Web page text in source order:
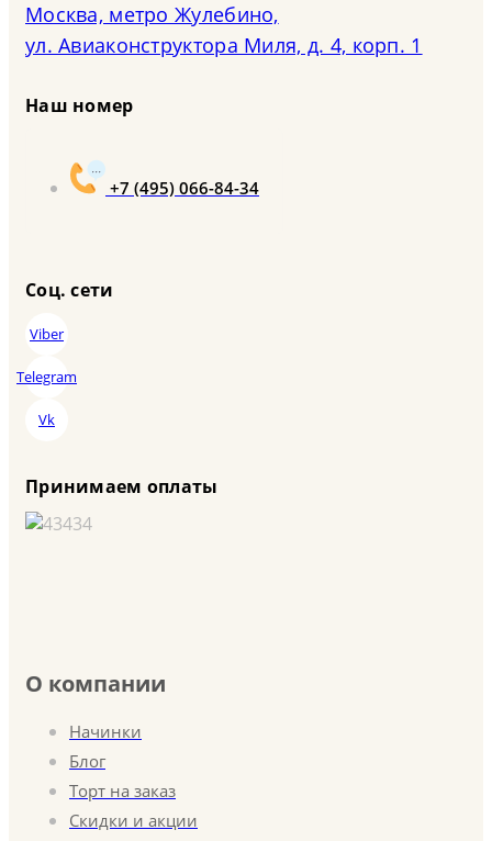
Москва, метро Жулебино,
ул. Авиаконструктора Миля, д. 4, корп. 1
Наш номер
+7 (495) 066-84-34
Соц. сети
Viber
Telegram
Vk
Принимаем оплаты
О компании
Начинки
Блог
Торт на заказ
Скидки и акции